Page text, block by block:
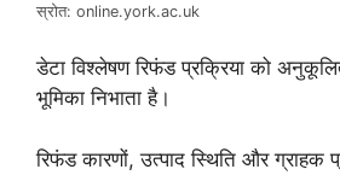
स्रोत: online.york.ac.uk
डेटा विश्लेषण रिफंड प्रक्रिया को
भूमिका निभाता है।
रिफंड कारणों, उत्पाद स्थिति और ग्राहक